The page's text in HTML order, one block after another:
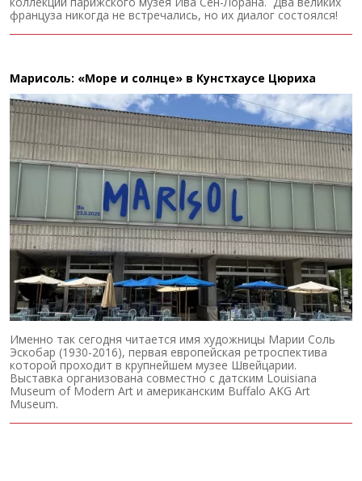
француза никогда не встречались, но их диалог состоялся!
Марисоль: «Море и солнце» в Кунстхаусе Цюриха
Именно так сегодня читается имя художницы Марии Соль
Эскобар (1930-2016), первая европейская ретроспектива
которой проходит в крупнейшем музее Швейцарии.
Выставка организована совместно с датским Louisiana
Museum of Modern Art и американским Buffalo AKG Art
Museum.